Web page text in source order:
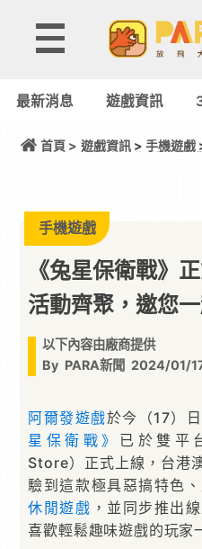
最新消息 遊戲資訊
首頁 > 遊戲資訊> 手機遊戲
手機遊戲
《兔星保衛戰》
活動齊聚，邀您
以下內容由廠商提供
By PARA新聞 2024/01/
阿爾發遊戲於今（17）
星保衛戰》 已於雙平
Store）正式上線，台港
驗到這款極具惡搞特色
休閒遊戲 ，並同步推出
喜歡輕鬆趣味遊戲的玩家